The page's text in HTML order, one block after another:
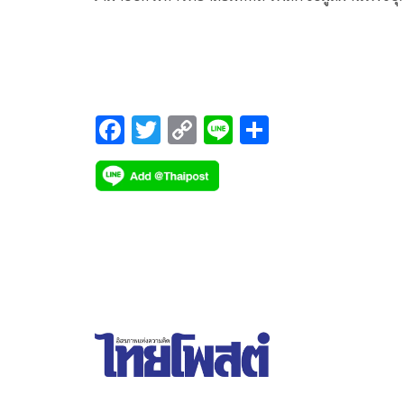
F
ac
e
T
wi
tt
C
o
p
Li